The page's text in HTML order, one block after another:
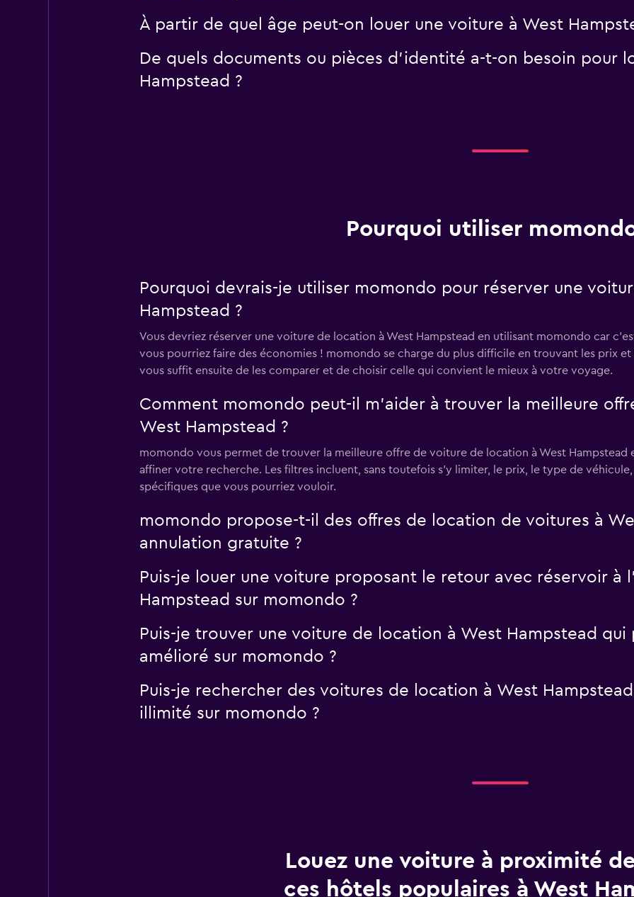
À partir de quel âge peut-on louer une voiture à West
De quels documents ou pièces d'identité a-t-on besoin pour
Hampstead ?
Pourquoi utiliser
Pourquoi devrais-je utiliser momondo pour réserver une
Hampstead ?
Vous devriez réserver une voiture de location à West Hampstead en utilisant momondo car
vous pourriez faire des économies ! momondo se charge du plus difficile en trouvant les prix
vous suffit ensuite de les comparer et de choisir celle qui convient le mieux à votre voyage.
Comment momondo peut-il m’aider à trouver la meilleure
West Hampstead ?
momondo vous permet de trouver la meilleure offre de voiture de location à West Hampstead
affiner votre recherche. Les filtres incluent, sans toutefois s'y limiter, le prix, le type de
spécifiques que vous pourriez vouloir.
momondo propose-t-il des offres de location de voitures à
annulation gratuite ?
Puis-je louer une voiture proposant le retour avec réservoir à
Hampstead sur momondo ?
Puis-je trouver une voiture de location à West Hampstead
amélioré sur momondo ?
Puis-je rechercher des voitures de location à West
illimité sur momondo ?
Louez une voiture à proximité
ces hôtels populaires à West